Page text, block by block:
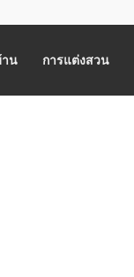
น การแต่งสวน